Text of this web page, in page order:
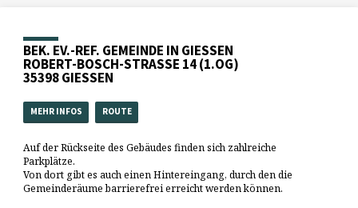
BEK. EV.-REF. GEMEINDE IN GIESSEN
ROBERT-BOSCH-STRASSE 14 (1.OG)
35398 GIESSEN
MEHR INFOS ROUTE
Auf der Rückseite des Gebäudes finden sich zahlreiche
Parkplätze.
Von dort gibt es auch einen Hintereingang, durch den die
Gemeinderäume barrierefrei erreicht werden können.